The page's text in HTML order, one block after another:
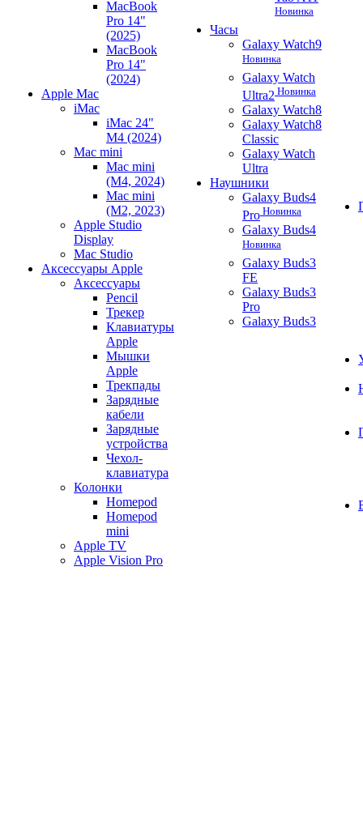
MacBook
Pro 14"
(2025)
MacBook
Pro 14"
(2024)
Apple Mac
iMac
iMac 24"
M4 (2024)
Mac mini
Mac mini
(M4, 2024)
Mac mini
(M2, 2023)
Apple Studio
Display
Mac Studio
Аксессуары Apple
Аксессуары
Pencil
Трекер
Клавиатуры
Apple
Мышки
Apple
Трекпады
Зарядные
кабели
Зарядные
устройства
Чехол-
клавиатура
Колонки
Homepod
Homepod
mini
Apple TV
Apple Vision Pro
Новинка
Часы
Galaxy Watch9
Новинка
Galaxy Watch
Ultra2 Новинка
Galaxy Watch8
Galaxy Watch8
Classic
Galaxy Watch
Ultra
Наушники
Galaxy Buds4
Pro Новинка
Galaxy Buds4
Новинка
Galaxy Buds3
FE
Galaxy Buds3
Pro
Galaxy Buds3